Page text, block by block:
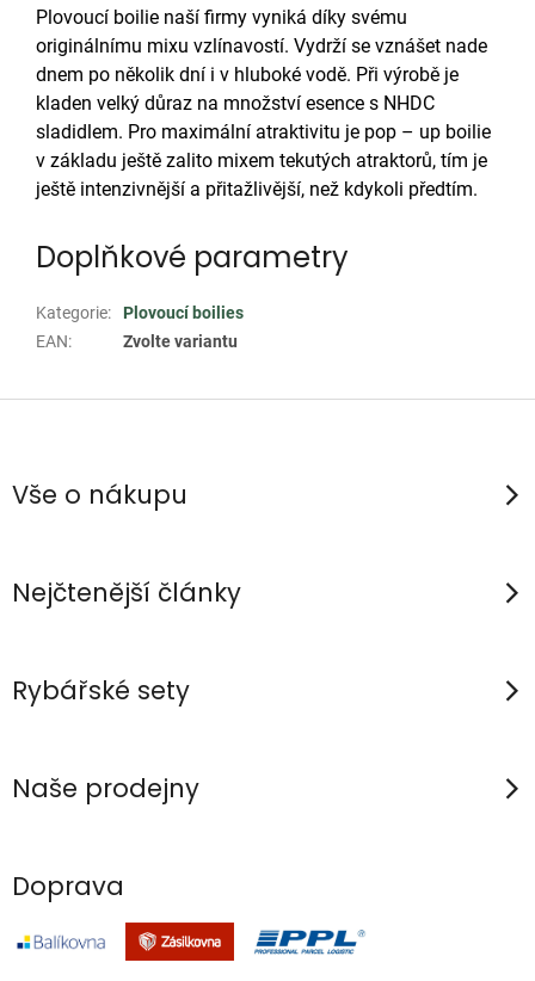
Plovoucí boilie naší firmy vyniká díky svému
originálnímu mixu vzlínavostí. Vydrží se vznášet nade
dnem po několik dní i v hluboké vodě. Při výrobě je
kladen velký důraz na množství esence s NHDC
sladidlem. Pro maximální atraktivitu je pop – up boilie
v základu ještě zalito mixem tekutých atraktorů, tím je
ještě intenzivnější a přitažlivější, než kdykoli předtím.
Doplňkové parametry
Kategorie:
Plovoucí boilies
EAN: Zvolte variantu
Z
pVše o nákupu
Nejčtenější články
Rybářské sety
Naše prodejny
Doprava